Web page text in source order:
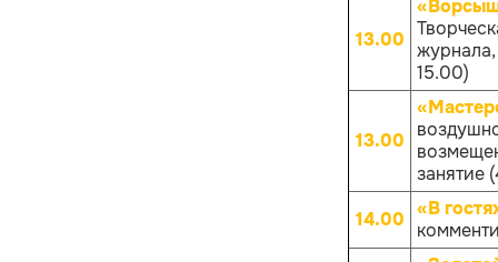
13.00
15.00)
13.00
занятие
14.00 «В